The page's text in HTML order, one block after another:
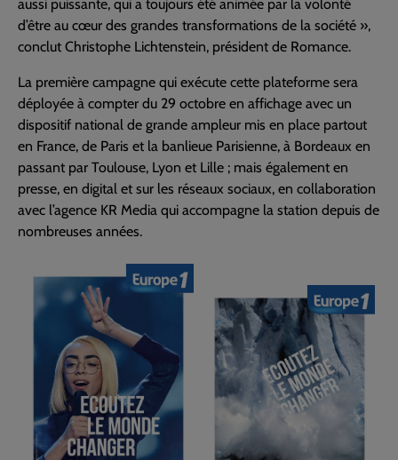
aussi puissante, qui a toujours été animée par la volonté
d’être au cœur des grandes transformations de la société »,
conclut Christophe Lichtenstein, président de Romance.
La première campagne qui exécute cette plateforme sera
déployée à compter du 29 octobre en affichage avec un
dispositif national de grande ampleur mis en place partout
en France, de Paris et la banlieue Parisienne, à Bordeaux en
passant par Toulouse, Lyon et Lille ; mais également en
presse, en digital et sur les réseaux sociaux, en collaboration
avec l’agence KR Media qui accompagne la station depuis de
nombreuses années.